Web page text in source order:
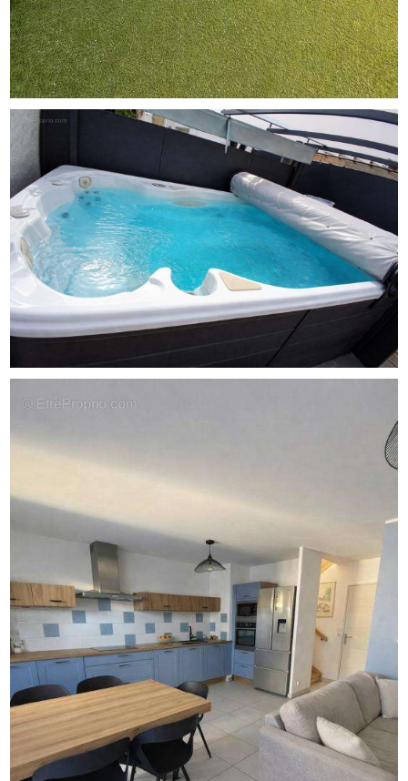
Les informations sur les risques auxquels ce bien est
exposé sont disponibles sur le site Georisque :
georisques. gouv. fr
Théo Blain - EI - est Agent Commercial mandataire en
immobilier, immatriculé au Registre Spécial des Agents
Commerciaux du Tribunal de Commerce de Marseille
sous le n°938313491.
Siège social du mandant : effiCity, 48 avenue de Villiers -
75017 PARIS - Société par Actions Simplifiée, société au
capital de 132 373,05 euros, immatriculée au RCS Paris
497 617 746 et titulaire de la Carte professionnelle CPI
75[Coordonnées masquées]02 025 - CCI Paris IDF -
Caisse de Garantie : GALIAN Assurances 89 rue de la
Boétie 75008 Paris